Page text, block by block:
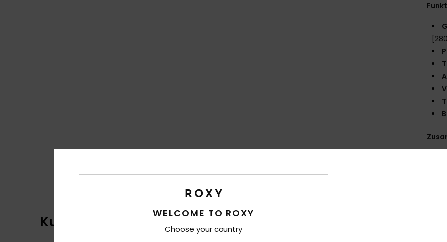
KundenbewertungenWELCOME TO ROXY
Choose your country